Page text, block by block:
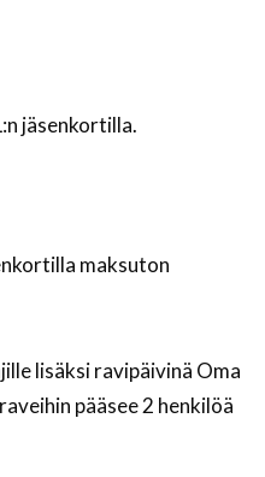
jäsenkortilla.
maksuton
lisäksi ravipäivinä Oma
pääsee 2 henkilöä